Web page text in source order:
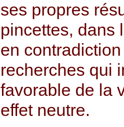
ses propres
pincettes, dans
en
recherches qui
favorable de la
effet neutre.